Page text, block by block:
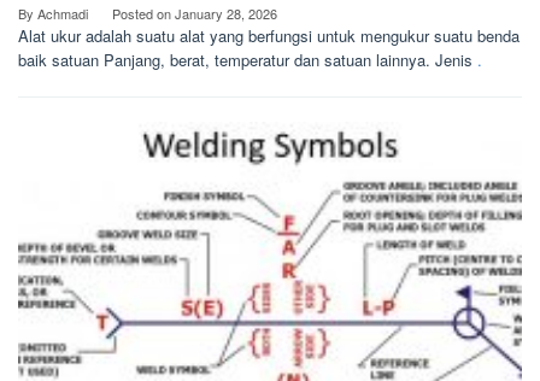
By Achmadi Posted onJanuary 28, 2026
Alat ukur adalah suatu alat yang berfungsi untuk mengukur suatu benda
baik satuan Panjang, berat, temperatur dan satuan lainnya. Jenis .